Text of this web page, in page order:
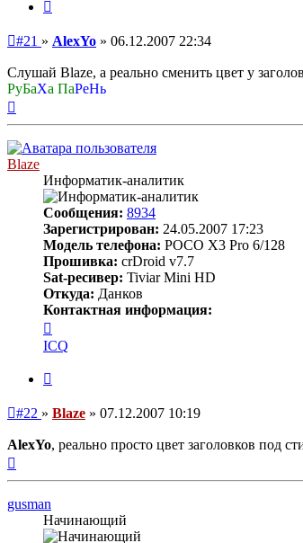
Непрочитанное
#21 » AlexYo » 06.12.2007 22:34
Слушай Blaze, а реально сменить цвет у
РуБаХа ПаРеНь
Blaze
Информатик-аналитик
Сообщения: 8934
Зарегистрирован: 24.05.2007 17:23
Модель телефона: POCO X3 Pro 6/128
Прошивка: crDroid v7.7
Sat-ресивер: Tiviar Mini HD
Откуда: Данков
Контактная информация:
информация
пользователя
ICQ
Непрочитанное
#22 » Blaze » 07.12.2007 10:19
AlexYo, реально просто цвет заголовков под
gusman
Начинающий